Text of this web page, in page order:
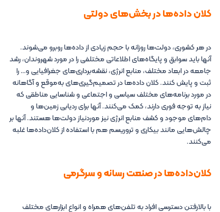
کلان‌ داده‌ها در بخش‌های دولتی
در هر کشوری، دولت‌ها روزانه با حجم زیادی از داده‌ها روبرو می‌شوند.
آنها باید سوابق و پایگاه‌های اطلاعاتی مختلفی را در مورد شهروندان، رشد
جامعه در ابعاد مختلف، منابع انرژی، نقشه‌برداری‌های جغرافیایی و… را
ثبت و پایش کنند. کلان‌ داده‌ها در تصمیم‌گیری‌های به‌موقع و آگاهانه
در مورد برنامه‌های مختلف سیاسی و اجتماعی و شناسایی مناطقی که
نیاز به توجه فوری دارند، کمک می‌کنند. آنها برای ردیابی زمین‌ها و
دام‌های موجود و کشف منابع انرژی نیز موردنیاز دولت‌ها هستند. آنها بر
چالش‌هایی مانند بیکاری و تروریسم هم با استفاده از کلان‌داده‌ها غلبه
می‌کنند.
کلان‌داده‌ها در صنعت رسانه و سرگرمی
با بالارفتن دسترسی افراد به تلفن‌های همراه و انواع ابزارهای مختلف